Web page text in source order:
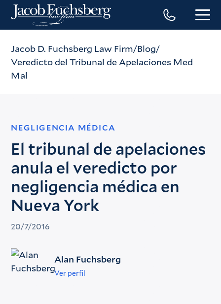
Jacob D. Fuchsberg Law Firm Blog
Veredicto del Tribunal de Apelaciones Med
Mal
NEGLIGENCIA MÉDICA
El tribunal de apelaciones
anula el veredicto por
negligencia médica en
Nueva York
20/7/2016
Alan Fuchsberg
Ver perfil